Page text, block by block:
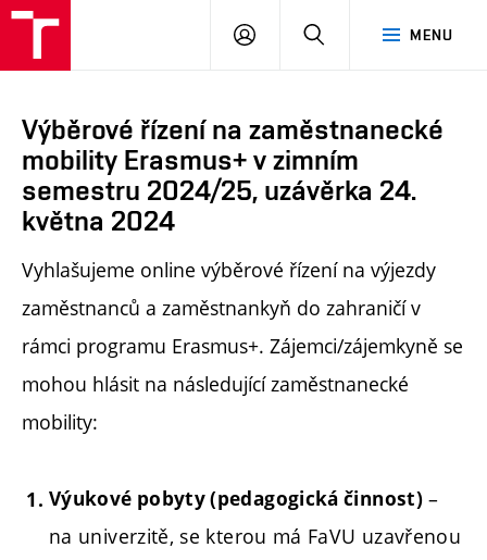
MENU
PŘIHLÁSIT
Výběrové řízení na zaměstnanecké
mobility Erasmus+ v zimním
semestru 2024/25, uzávěrka 24.
května 2024
Vyhlašujeme online výběrové řízení na výjezdy
zaměstnanců a zaměstnankyň do zahraničí v
rámci programu Erasmus+. Zájemci/zájemkyně se
mohou hlásit na následující zaměstnanecké
mobility:
Výukové pobyty (pedagogická činnost) –
na univerzitě, se kterou má FaVU uzavřenou